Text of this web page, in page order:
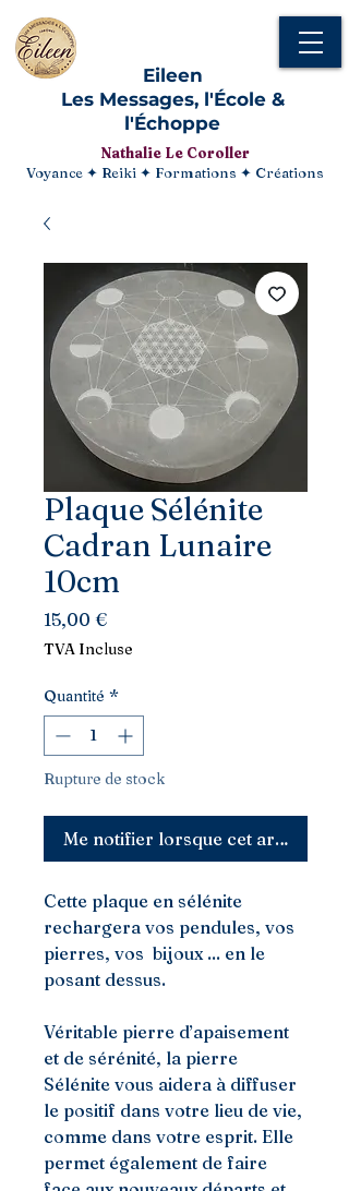
Eileen
Les Messages, l'École &
l'Échoppe
Nathalie Le Coroller
Voyance ✦ Reiki ✦ Formations ✦ Créations
Plaque Sélénite
Cadran Lunaire
10cm
15,00 €Prix
TVA Incluse
Quantité *
Rupture de stock
Me notifier lorsque cet article est
Cette plaque en sélénite
rechargera vos pendules, vos
pierres, vos bijoux ... en le
posant dessus.
Véritable pierre d’apaisement
et de sérénité, la pierre
Sélénite vous aidera à diffuser
le positif dans votre lieu de vie,
comme dans votre esprit. Elle
permet également de faire